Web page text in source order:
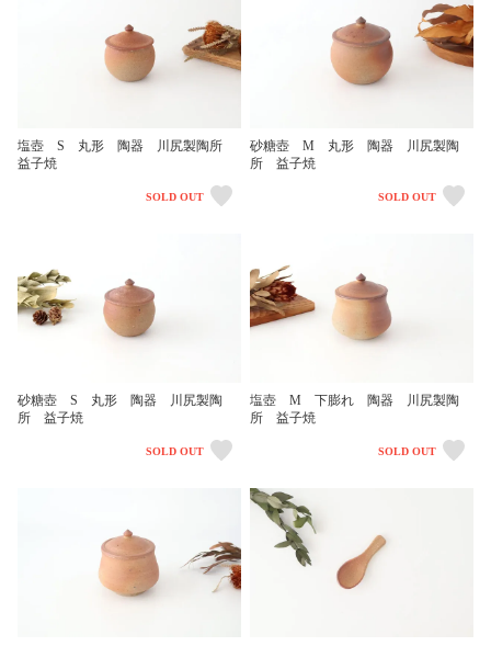
塩壺 S 丸形 陶器 川尻製陶所
益子焼
SOLD OUT
砂糖壺 M 丸形 陶器 川尻製陶
所 益子焼
SOLD OUT
砂糖壺 S 丸形 陶器 川尻製陶
所 益子焼
SOLD OUT
塩壺 M 下膨れ 陶器 川尻製陶
所 益子焼
SOLD OUT